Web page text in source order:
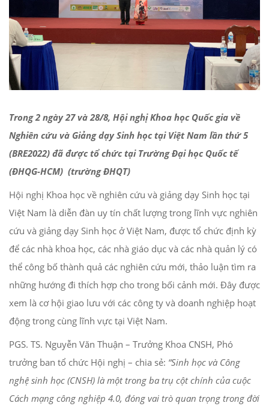
Trong 2 ngày 27 và 28/8, Hội nghị Khoa học Quốc gia về
Nghiên cứu và Giảng dạy Sinh học tại Việt Nam lần thứ 5
(BRE2022) đã được tổ chức tại Trường Đại học Quốc tế
(ĐHQG-HCM) (trường ĐHQT)
Hội nghị Khoa học về nghiên cứu và giảng dạy Sinh học tại
Việt Nam là diễn đàn uy tín chất lượng trong lĩnh vực nghiên
cứu và giảng dạy Sinh học ở Việt Nam, được tổ chức định kỳ
để các nhà khoa học, các nhà giáo dục và các nhà quản lý có
thể công bố thành quả các nghiên cứu mới, thảo luận tìm ra
những hướng đi thích hợp cho trong bối cảnh mới. Đây được
xem là cơ hội giao lưu với các công ty và doanh nghiệp hoạt
động trong cùng lĩnh vực tại Việt Nam.
PGS. TS. Nguyễn Văn Thuận – Trưởng Khoa CNSH, Phó
trưởng ban tổ chức Hội nghị – chia sẻ: “Sinh học và Công
nghệ sinh học (CNSH) là một trong ba trụ cột chính của cuộc
Cách mạng công nghiệp 4.0, đóng vai trò quan trọng trong đời